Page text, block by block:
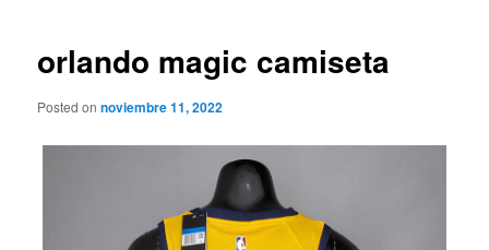
orlando magic camiseta
Posted onnoviembre 11, 2022